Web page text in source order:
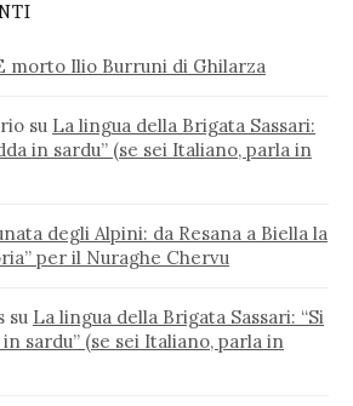
morto Ilio Burruni di Ghilarza
su La lingua della Brigata Sassari:
in sardu” (se sei Italiano, parla in
degli Alpini: da Resana a Biella la
per il Nuraghe Chervu
su La lingua della Brigata Sassari: “Si
sardu” (se sei Italiano, parla in